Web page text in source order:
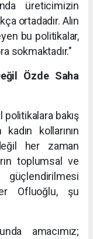
üreticimizin
ortadadır. Alın
bu politikalar,
sokmaktadır."
Özde Saha
politikalara bakış
kollarının
her zaman
toplumsal ve
Ofluoğlu, şu
amacımız;